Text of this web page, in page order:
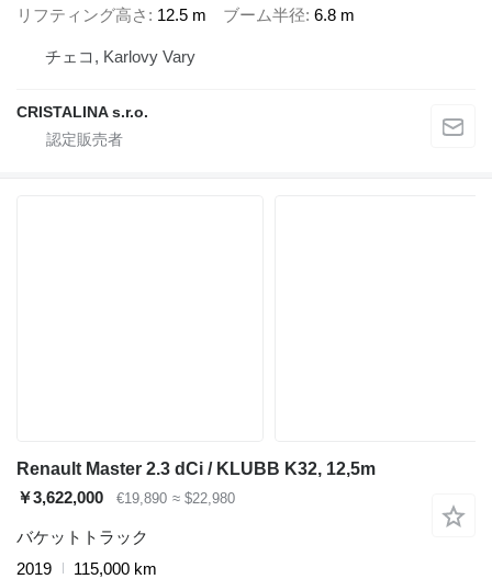
リフティング高さ
12.5 m ブーム半径 6.8 m
チェコ, Karlovy Vary
CRISTALINA s.r.o.
Renault Master 2.3 dCi / KLUBB K32, 12,5m
￥3,622,000
€19,890 ≈ $22,980
バケットトラック
2019
115,000 km